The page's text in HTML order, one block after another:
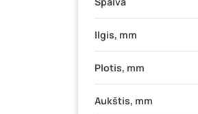
Ilgis, mm
Plotis, mm
Aukštis, mm